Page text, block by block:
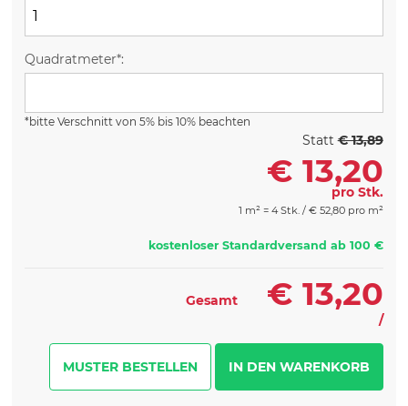
Quadratmeter*:
*bitte Verschnitt von 5% bis 10% beachten
Statt€ 13,89
€ 13,20
pro Stk.
1 m² = 4 Stk. / €52,80 pro m²
kostenloser Standardversand ab 100 €
Gesamt € 13,20
/
MUSTER BESTELLEN